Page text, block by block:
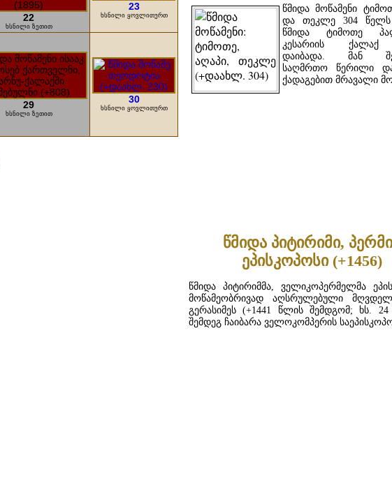
წმიდა მოწამენი
და თეკლე 304 წელს
წმიდა ტიმოთე
კესარიის ქალაქ
დაიბადა. მან
საღმრთო წერილი
ქადაგებით მრავალი
წმიდა პიტირიმი,
ეპისკოპოსი (+1456)
წმიდა პიტირიმმა, ველიკოპერმელმა
მოწამეობრივად აღსრულებული
გერასიმეს (+1441 წლის შემდგომ; ხს. 24
შემდეგ ჩაიბარა ველოკომპერის
22
ხსნილი ზეთით
23
ხსნილი ყოვლითურთ
29
ხსნილი ზეთით
30
ხსნილი ყოვლითურთ